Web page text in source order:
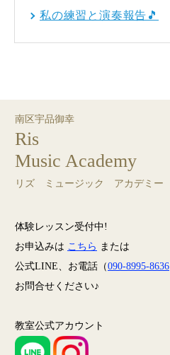
私の練習と演奏報告🎵
南区宇品御幸
Ris
Music Academy
リズ ミュージック アカデミー
体験レッスン受付中!
お申込みは こちら または
公式LINE、お電話（090-8995-8636
お問合せください♪
教室公式アカウント